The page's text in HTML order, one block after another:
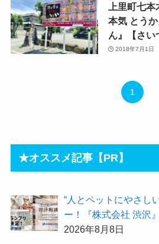
上里町七
本気 とう
ん』【さい
2018年7月1日
1
★オススメ記事【PR】
“人とペットにやさし
ー！『株式会社 渋沢
が選出されました★『
2026年8月8日